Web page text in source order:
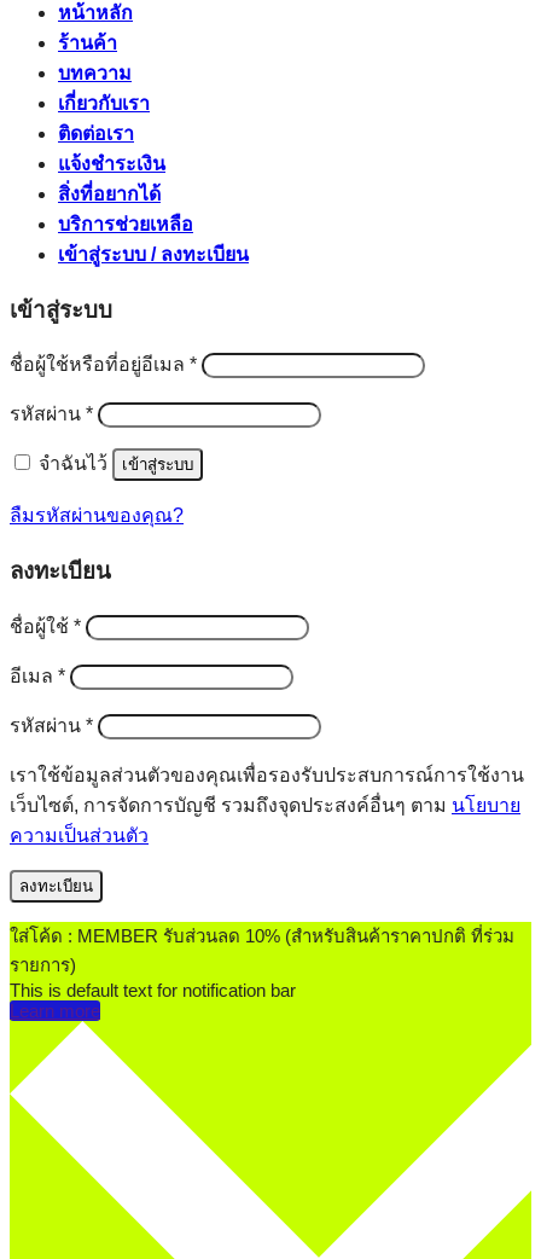
หน้าหลัก
ร้านค้า
บทความ
เกี่ยวกับเรา
ติดต่อเรา
แจ้งชำระเงิน
สิ่งที่อยากได้
บริการช่วยเหลือ
เข้าสู่ระบบ / ลงทะเบียน
เข้าสู่ระบบ
ชื่อผู้ใช้หรือที่อยู่อีเมล *ต้องการ
รหัสผ่าน *ต้องการ
จำฉันไว้ เข้าสู่ระบบ
ลืมรหัสผ่านของคุณ?
ลงทะเบียน
ชื่อผู้ใช้ *ต้องการ
อีเมล *ต้องการ
รหัสผ่าน *ต้องการ
เราใช้ข้อมูลส่วนตัวของคุณเพื่อรองรับประสบการณ์การใช้งาน
เว็บไซต์, การจัดการบัญชี รวมถึงจุดประสงค์อื่นๆ ตาม นโยบาย
ความเป็นส่วนตัว
ลงทะเบียน
ใส่โค้ด : MEMBER รับส่วนลด 10% (สำหรับสินค้าราคาปกติ ที่ร่วม
รายการ)
This is default text for notification bar
Learn more